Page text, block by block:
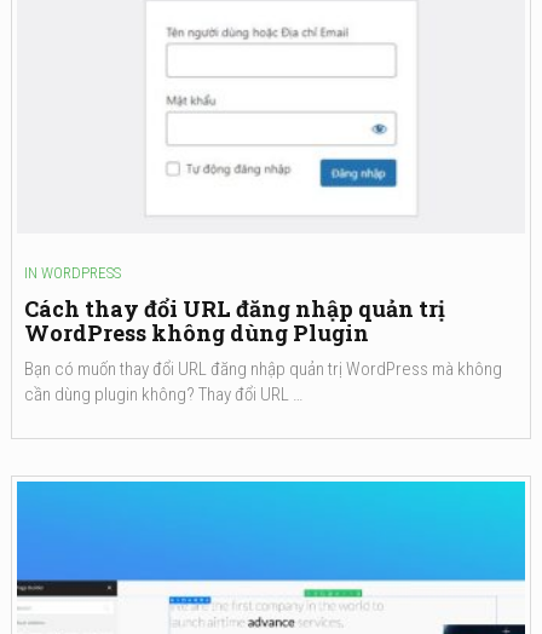
IN WORDPRESS
Cách thay đổi URL đăng nhập quản trị
WordPress không dùng Plugin
Bạn có muốn thay đổi URL đăng nhập quản trị WordPress mà không
cần dùng plugin không? Thay đổi URL …